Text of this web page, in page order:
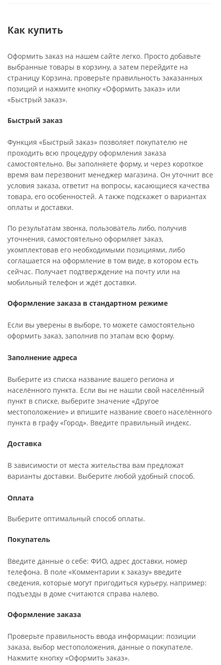
Как купить
Оформить заказ на нашем сайте легко. Просто добавьте
выбранные товары в корзину, а затем перейдите на
страницу Корзина, проверьте правильность заказанных
позиций и нажмите кнопку «Оформить заказ» или
«Быстрый заказ».
Быстрый заказ
Функция «Быстрый заказ» позволяет покупателю не
проходить всю процедуру оформления заказа
самостоятельно. Вы заполняете форму, и через короткое
время вам перезвонит менеджер магазина. Он уточнит все
условия заказа, ответит на вопросы, касающиеся качества
товара, его особенностей. А также подскажет о вариантах
оплаты и доставки.
По результатам звонка, пользователь либо, получив
уточнения, самостоятельно оформляет заказ,
укомплектовав его необходимыми позициями, либо
соглашается на оформление в том виде, в котором есть
сейчас. Получает подтверждение на почту или на
мобильный телефон и ждёт доставки.
Оформление заказа в стандартном режиме
Если вы уверены в выборе, то можете самостоятельно
оформить заказ, заполнив по этапам всю форму.
Заполнение адреса
Выберите из списка название вашего региона и
населённого пункта. Если вы не нашли свой населённый
пункт в списке, выберите значение «Другое
местоположение» и впишите название своего населённого
пункта в графу «Город». Введите правильный индекс.
Доставка
В зависимости от места жительства вам предложат
варианты доставки. Выберите любой удобный способ.
Оплата
Выберите оптимальный способ оплаты.
Покупатель
Введите данные о себе: ФИО, адрес доставки, номер
телефона. В поле «Комментарии к заказу» введите
сведения, которые могут пригодиться курьеру, например:
подъезды в доме считаются справа налево.
Оформление заказа
Проверьте правильность ввода информации: позиции
заказа, выбор местоположения, данные о покупателе.
Нажмите кнопку «Оформить заказ».